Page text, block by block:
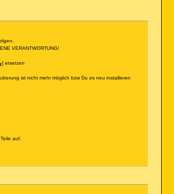
VERANTWORTUNG!
] ersetzen
ist nicht mehr möglich bzw Du es neu installieren
auf.